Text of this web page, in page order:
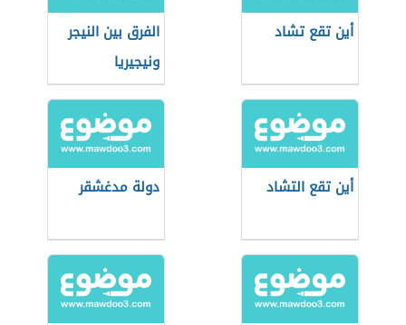
أين تقع تشاد
الفرق بين النيجر
ونيجيريا
أين تقع التشاد دولة مدغشقر